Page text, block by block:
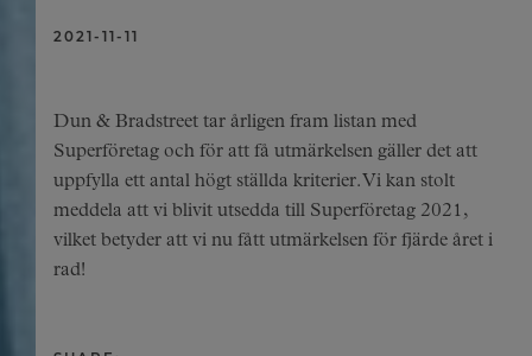
2021-11-11
Dun & Bradstreet tar årligen fram listan med
Superföretag och för att få utmärkelsen gäller det att
uppfylla ett antal högt ställda kriterier. Vi kan stolt
meddela att vi blivit utsedda till Superföretag 2021,
vilket betyder att vi nu fått utmärkelsen för fjärde året i
rad!